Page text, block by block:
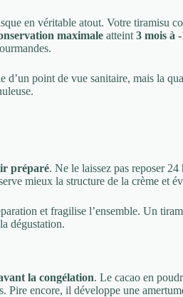
en véritable atout. Votre tiramisu
maximale atteint3 mois à
d’un point de vue sanitaire, mais la
préparé. Ne le laissez pas reposer
mieux la structure de la crème et
et fragilise l’ensemble. Un
dégustation.
la congélation. Le cacao en
Pire encore, il développe une